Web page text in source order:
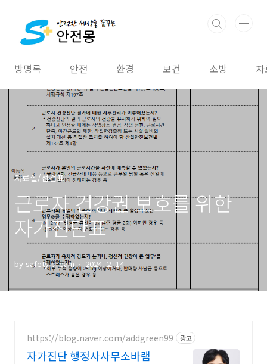
방명록 안전 환경 보건 소방
자료실/점검표
근로자 건강권 보호를 위한
자가진단표
by safety dream 2024. 2. 14.
https://blog.naver.com/addgreen99 광고
자가진단 행정사사무소바램